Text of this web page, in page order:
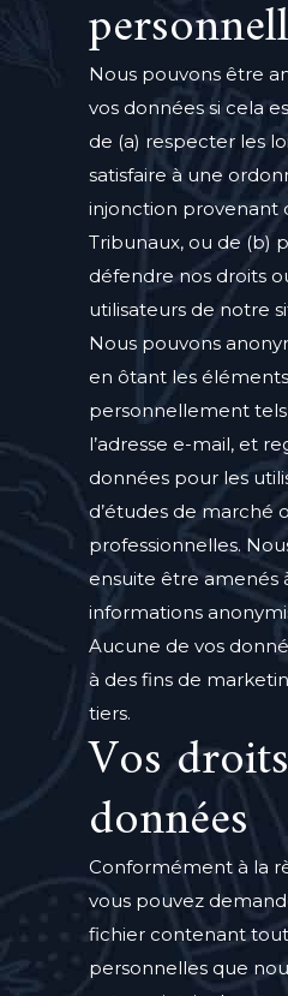
Nous pouvons être
vos données si cela
de (a) respecter les
satisfaire à une
injonction provenant
Tribunaux, ou de (b)
défendre nos droits
utilisateurs de notre
Nous pouvons
en ôtant les
personnellement
l’adresse e-mail, et
données pour les
d’études de marché
professionnelles.
ensuite être amenés
informations
Aucune de vos
à des fins de
tiers.
Vos
données
Conformément à la
vous pouvez
fichier contenant
personnelles que